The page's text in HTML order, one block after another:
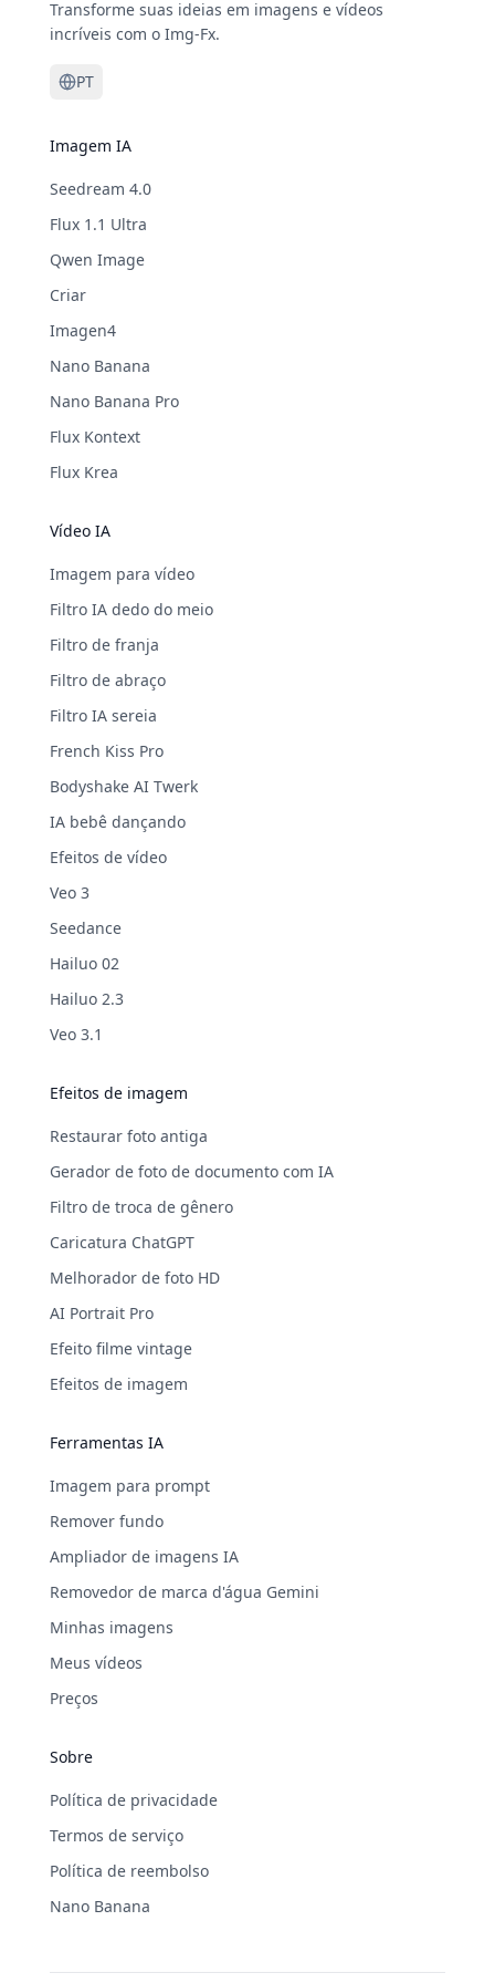
Transforme suas ideias em imagens e vídeos
incríveis com o Img-Fx.
PT
Imagem IA
Seedream 4.0
Flux 1.1 Ultra
Qwen Image
Criar
Imagen4
Nano Banana
Nano Banana Pro
Flux Kontext
Flux Krea
Vídeo IA
Imagem para vídeo
Filtro IA dedo do meio
Filtro de franja
Filtro de abraço
Filtro IA sereia
French Kiss Pro
Bodyshake AI Twerk
IA bebê dançando
Efeitos de vídeo
Veo 3
Seedance
Hailuo 02
Hailuo 2.3
Veo 3.1
Efeitos de imagem
Restaurar foto antiga
Gerador de foto de documento com IA
Filtro de troca de gênero
Caricatura ChatGPT
Melhorador de foto HD
AI Portrait Pro
Efeito filme vintage
Efeitos de imagem
Ferramentas IA
Imagem para prompt
Remover fundo
Ampliador de imagens IA
Removedor de marca d'água Gemini
Minhas imagens
Meus vídeos
Preços
Sobre
Política de privacidade
Termos de serviço
Política de reembolso
Nano Banana